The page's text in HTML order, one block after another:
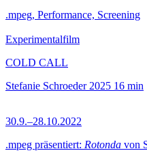
.mpeg, Performance, Screening
Experimentalfilm
COLD CALL
Stefanie Schroeder 2025 16 min
30.9.–28.10.2022
.mpeg präsentiert: Rotonda von